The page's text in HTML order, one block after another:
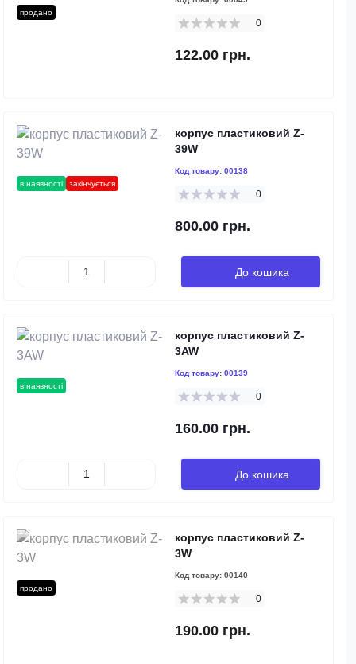
продано
0
122.00 грн.
в наявності закінчується
корпус пластиковий Z-
39W
Код товару: 00138
0
800.00 грн.
До кошика
в наявності
корпус пластиковий Z-
3AW
Код товару: 00139
0
160.00 грн.
До кошика
продано
корпус пластиковий Z-
3W
Код товару: 00140
0
190.00 грн.